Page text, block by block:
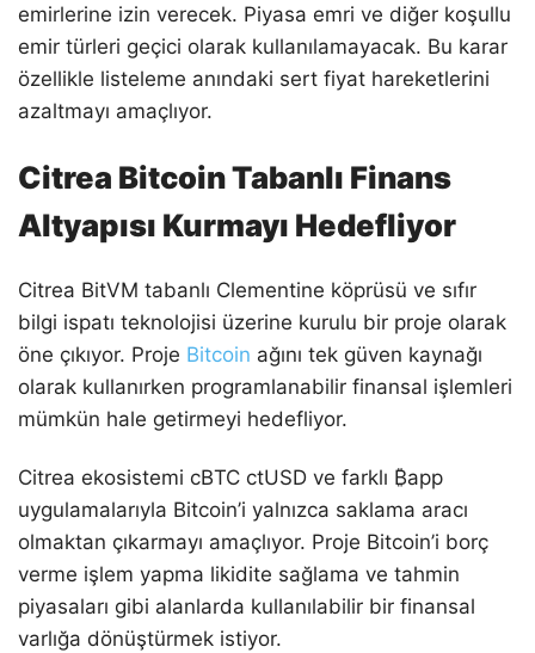
emirlerine izin verecek. Piyasa emri ve diğer koşullu
emir türleri geçici olarak kullanılamayacak. Bu karar
özellikle listeleme anındaki sert fiyat hareketlerini
azaltmayı amaçlıyor.
Citrea Bitcoin Tabanlı Finans
Altyapısı Kurmayı Hedefliyor
Citrea BitVM tabanlı Clementine köprüsü ve sıfır
bilgi ispatı teknolojisi üzerine kurulu bir proje olarak
öne çıkıyor. Proje Bitcoin ağını tek güven kaynağı
olarak kullanırken programlanabilir finansal işlemleri
mümkün hale getirmeyi hedefliyor.
Citrea ekosistemi cBTC ctUSD ve farklı ₿app
uygulamalarıyla Bitcoin’i yalnızca saklama aracı
olmaktan çıkarmayı amaçlıyor. Proje Bitcoin’i borç
verme işlem yapma likidite sağlama ve tahmin
piyasaları gibi alanlarda kullanılabilir bir finansal
varlığa dönüştürmek istiyor.